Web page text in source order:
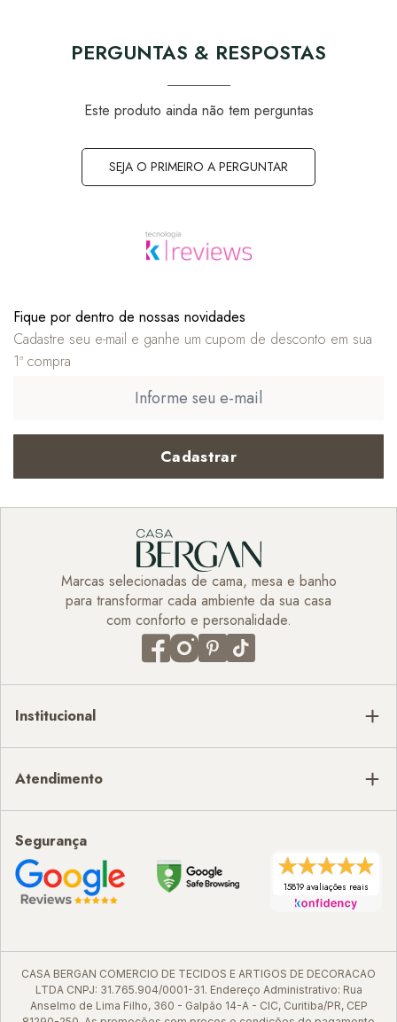
PERGUNTAS & RESPOSTAS
Este produto ainda não tem perguntas
SEJA O PRIMEIRO A PERGUNTAR
Fique por dentro de nossas novidades
Cadastre seu e-mail e ganhe um cupom de desconto em sua
1ª compra
Cadastrar
Marcas selecionadas de cama, mesa e banho
para transformar cada ambiente da sua casa
com conforto e personalidade.
Institucional
Atendimento
Segurança
15819 avaliações reais
CASA BERGAN COMERCIO DE TECIDOS E ARTIGOS DE DECORACAO
LTDA CNPJ: 31.765.904/0001-31. Endereço Administrativo: Rua
Anselmo de Lima Filho, 360 - Galpão 14-A - CIC, Curitiba/PR, CEP